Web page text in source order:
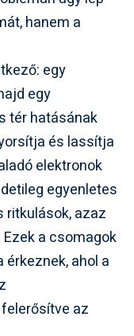
hanem a
egy
egy
tér hatásának
és lassítja
elektronok
egyenletes
ritkulások, azaz
Ezek a csomagok
ahol a
az